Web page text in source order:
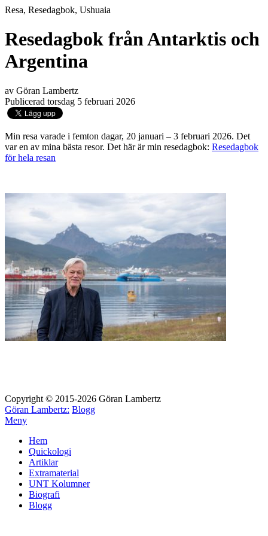
Resa, Resedagbok, Ushuaia
Resedagbok från Antarktis och
Argentina
av Göran Lambertz
Publicerad torsdag 5 februari 2026
Min resa varade i femton dagar, 20 januari – 3 februari 2026. Det
var en av mina bästa resor. Det här är min resedagbok: Resedagbok
för hela resan
Copyright © 2015-2026 Göran Lambertz
Göran Lambertz: Blogg
Meny
Hem
Quickologi
Artiklar
Extramaterial
UNT Kolumner
Biografi
Blogg